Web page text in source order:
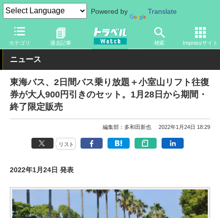
Powered by Translate
カテゴリ 過去記事 検索 Impressサイト
トラベル Watch 地域 国内旅行 関東
ニュース
東海バス、2日間バス乗り放題＋小室山リフト往復
券が大人900円引きのセット。1月28日から期間・
終了限定販売
編集部：多和田新也 2022年1月24日 18:29
リスト
2022年1月24日 発表